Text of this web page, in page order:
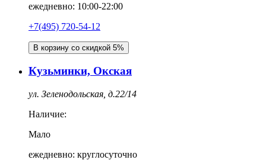
ежедневно: 10:00-22:00
+7(495) 720-54-12
В корзину со скидкой 5%
Кузьминки, Окская
ул. Зеленодольская, д.22/14
Наличие:
Мало
ежедневно: круглосуточно